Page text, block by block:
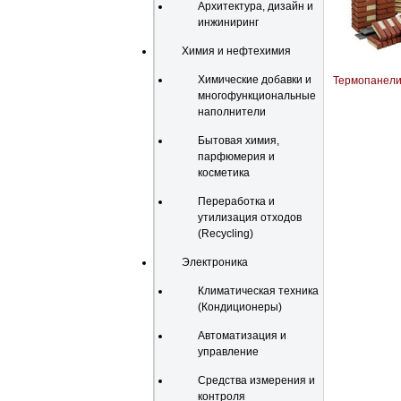
Архитектура, дизайн и
инжиниринг
Химия и нефтехимия
Химические добавки и
многофункциональные
наполнители
Бытовая химия,
парфюмерия и
косметика
Переработка и
утилизация отходов
(Recycling)
Электроника
Климатическая техника
(Кондиционеры)
Автоматизация и
управление
Средства измерения и
контроля
Термопанели